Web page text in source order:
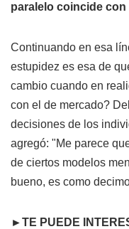
paralelo coincide
Continuando en esa
estupidez es esa de
cambio cuando en
con el de mercado?
decisiones de los
agregó: "Me parece
de ciertos modelos
bueno, es como
►TE PUEDE